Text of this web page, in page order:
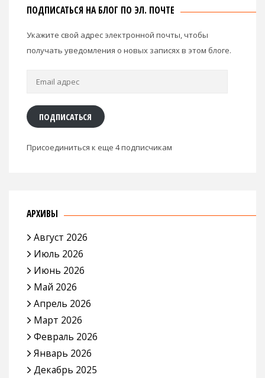
ПОДПИСАТЬСЯ НА БЛОГ ПО ЭЛ. ПОЧТЕ
Укажите свой адрес электронной почты, чтобы
получать уведомления о новых записях в этом блоге.
Email
ПОДПИСАТЬСЯ
Присоединиться к еще 4 подписчикам
АРХИВЫ
Август 2026
Июль 2026
Июнь 2026
Май 2026
Апрель 2026
Март 2026
Февраль 2026
Январь 2026
Декабрь 2025